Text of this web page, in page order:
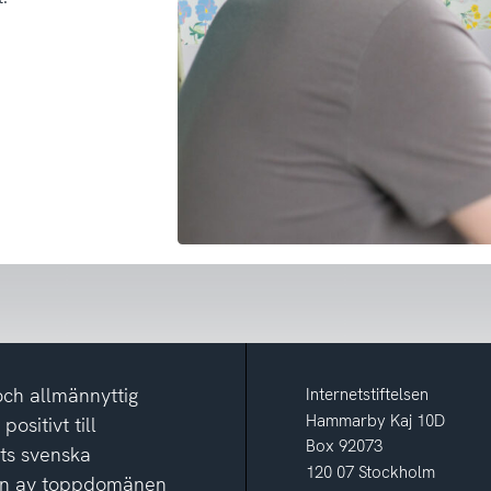
allmännyttig
positivt till
svenska
av toppdomänen
Internetstiftelsen
Hammarby Kaj 10D
Box 92073
120 07 Stockholm